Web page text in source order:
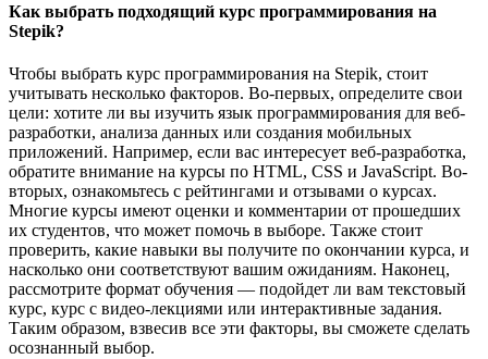
Как выбрать подходящий курс программирования на
Stepik?
Чтобы выбрать курс программирования на Stepik, стоит
учитывать несколько факторов. Во-первых, определите свои
цели: хотите ли вы изучить язык программирования для веб-
разработки, анализа данных или создания мобильных
приложений. Например, если вас интересует веб-разработка,
обратите внимание на курсы по HTML, CSS и JavaScript. Во-
вторых, ознакомьтесь с рейтингами и отзывами о курсах.
Многие курсы имеют оценки и комментарии от прошедших
их студентов, что может помочь в выборе. Также стоит
проверить, какие навыки вы получите по окончании курса, и
насколько они соответствуют вашим ожиданиям. Наконец,
рассмотрите формат обучения — подойдет ли вам текстовый
курс, курс с видео-лекциями или интерактивные задания.
Таким образом, взвесив все эти факторы, вы сможете сделать
осознанный выбор.